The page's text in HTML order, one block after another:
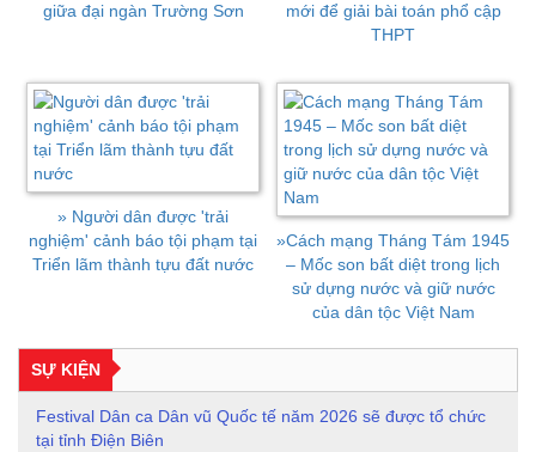
giữa đại ngàn Trường Sơn
mới để giải bài toán phổ cập
THPT
» Người dân được 'trải
nghiệm' cảnh báo tội phạm tại
Triển lãm thành tựu đất nước
»Cách mạng Tháng Tám 1945
– Mốc son bất diệt trong lịch
sử dựng nước và giữ nước
của dân tộc Việt Nam
SỰ KIỆN
Festival Dân ca Dân vũ Quốc tế năm 2026 sẽ được tổ chức
tại tỉnh Điện Biên